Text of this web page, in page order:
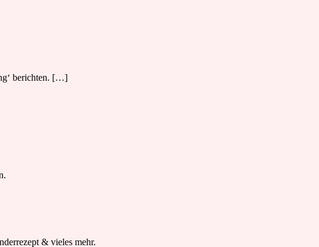
berichten. […]
& vieles mehr.